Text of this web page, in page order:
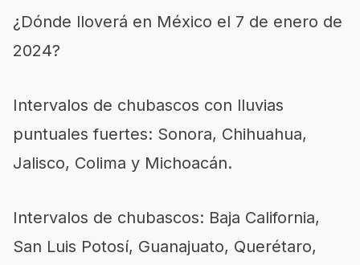
¿Dónde lloverá en México el 7 de enero de
2024?
Intervalos de chubascos con lluvias
puntuales fuertes: Sonora, Chihuahua,
Jalisco, Colima y Michoacán.
Intervalos de chubascos: Baja California,
San Luis Potosí, Guanajuato, Querétaro,